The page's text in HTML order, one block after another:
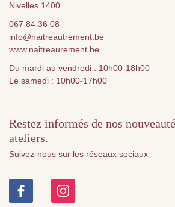
Nivelles 1400
067 84 36 08
info@naitreautrement.be
www.naitreaurement.be
Du mardi au vendredi : 10h00-18h00
Le samedi : 10h00-17h00
Restez informés de nos
ateliers.
Suivez-nous sur les réseaux sociaux